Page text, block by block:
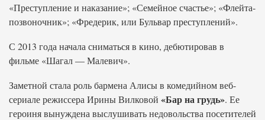
«Преступление и наказание»; «Семейное счастье»; «Флейта-
позвоночник»; «Фредерик, или Бульвар преступлений».
С 2013 года начала сниматься в кино, дебютировав в
фильме «Шагал — Малевич».
Заметной стала роль бармена Алисы в комедийном веб-
сериале режиссера Ирины Вилковой «Бар на грудь». Ее
героиня вынуждена выслушивать недовольства посетителей